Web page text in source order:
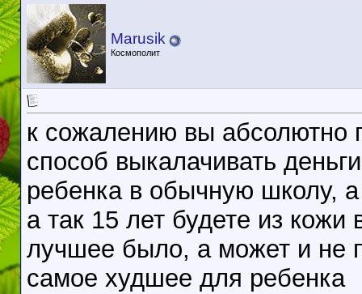
Marusik
Космополит
к сожалению вы абсолютно
способ выкалачивать
ребенка в обычную школу,
а так 15 лет будете из
лучшее было, а может и не
самое худшее для ребенка